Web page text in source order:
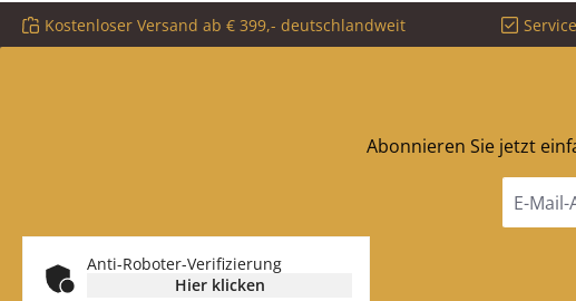
Gummi sehr
belastungsstark und
Gummi sehr
belastungsstark und
Aufbewahrung Ihres
Feuerholzes.
Kostenloser Versand ab € 399,- deutschlandweit
Abonnieren Sie jetzt
Mail-
Anti-Roboter-Verifizierung
Hier klicken